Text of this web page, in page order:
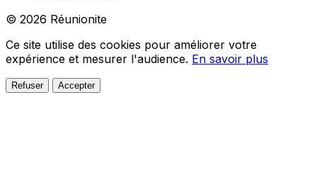
© 2026 Réunionite
Ce site utilise des cookies pour améliorer votre
expérience et mesurer l'audience. En savoir plus
Refuser Accepter